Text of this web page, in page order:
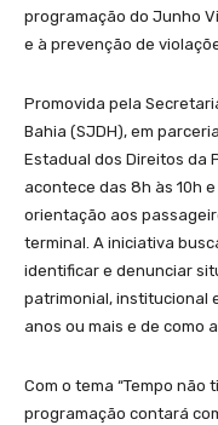
programação do Junho
e à prevenção de
Promovida pela
Bahia (SJDH), em
Estadual dos Direitos da
acontece das 8h às 10h
orientação aos
terminal. A iniciativa
identificar e denunciar
patrimonial, institucional
anos ou mais e de como
Com o tema “Tempo não
programação contará